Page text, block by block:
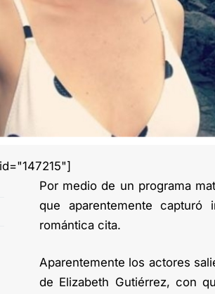
Por medio de un programa
que aparentemente
romántica cita.
Aparentemente los actores
de Elizabeth Gutiérrez, con